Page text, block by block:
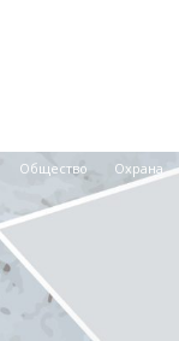
Общество Охрана